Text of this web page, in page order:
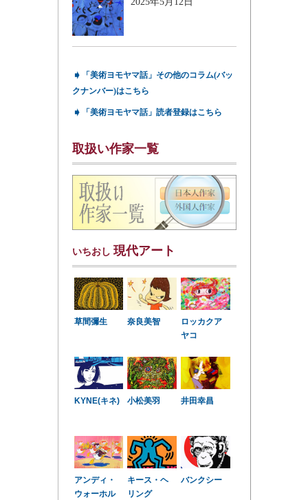
➧
「美術ヨモヤマ話」その他のコラム(バッ
クナンバー)はこちら
➧ 「美術ヨモヤマ話」読者登録はこちら
取扱い作家一覧
いちおし 現代アート
草間彌生 奈良美智
ロッカクア
ヤコ
KYNE(キネ) 小松美羽 井田幸昌
アンディ・
ウォーホル
キース・ヘ
リング
バンクシー